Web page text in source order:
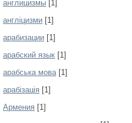
англицизмы [1]
англіцизми [1]
арабизации [1]
арабский язык [1]
арабська мова[1]
арабізація [1]
Армения [1]